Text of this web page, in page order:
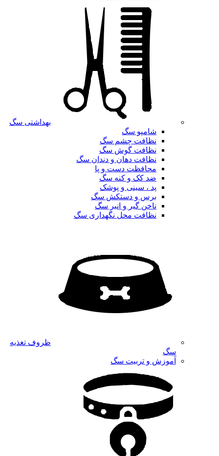
بهداشتی سگ
شامپو سگ
نظافت چشم سگ
نظافت گوش سگ
نظافت دهان و دندان سگ
محافظت دست و پا
ضد کک و کنه سگ
پد ، سینی و پوشک
برس و دستکش سگ
ناخن گیر و انبر سگ
نظافت محل نگهداری سگ
ظروف تغذیه
سگ
آموزش و تربیت سگ